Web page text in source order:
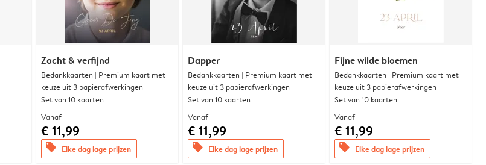
Zacht & verfijnd
Bedankkaarten | Premium kaart met
keuze uit 3 papierafwerkingen
Set van 10 kaarten
Vanaf
€ 11,99
offers Elke dag lage prijzen
Dapper
Bedankkaarten | Premium kaart met
keuze uit 3 papierafwerkingen
Set van 10 kaarten
Vanaf
€ 11,99
offers Elke dag lage prijzen
Fijne wilde bloemen
Bedankkaarten | Premium kaart met
keuze uit 3 papierafwerkingen
Set van 10 kaarten
Vanaf
€ 11,99
offers Elke dag lage prijzen